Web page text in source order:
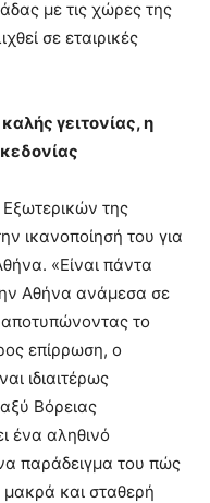
με τις χώρες της
σε εταιρικές
γειτονίας, η
της
ικανοποίησή του για
«Είναι πάντα
Αθήνα ανάμεσα σε
αποτυπώνοντας το
επίρρωση, ο
ιδιαιτέρως
Βόρειας
ένα αληθινό
παράδειγμα του πώς
και σταθερή